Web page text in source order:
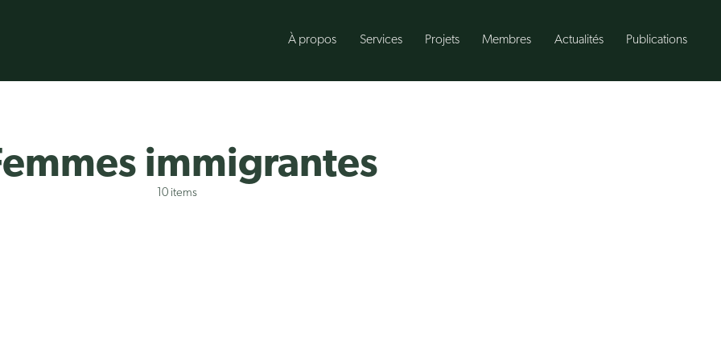
À propos Services Projets Membres Actualités Publications
immigrantes
10 items